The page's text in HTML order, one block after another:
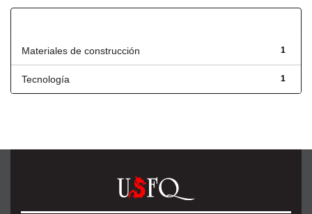
1
Materiales de construcción
1
Tecnología